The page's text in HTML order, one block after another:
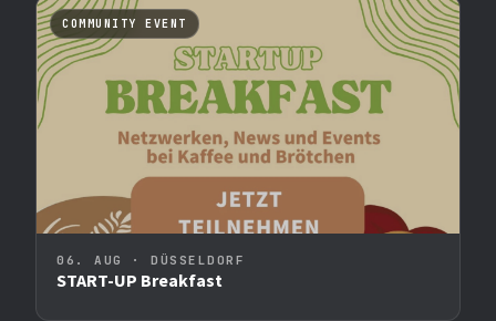
COMMUNITY EVENT
06. AUG · DÜSSELDORF
START-UP Breakfast